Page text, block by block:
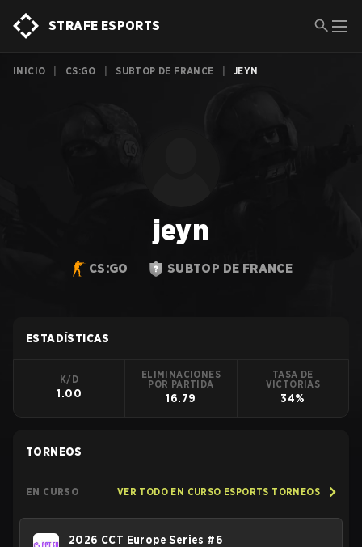
STRAFE ESPORTS
INICIO CS:GO SUBTOP DE FRANCE JEYN
jeyn
CS:GO SUBTOP DE FRANCE
ESTADÍSTICAS
K/D
1.00
ELIMINACIONES
POR PARTIDA
16.79
TASA DE
VICTORIAS
34%
TORNEOS
EN CURSO VER TODO EN CURSO ESPORTS TORNEOS
2026 CCT Europe Series #6